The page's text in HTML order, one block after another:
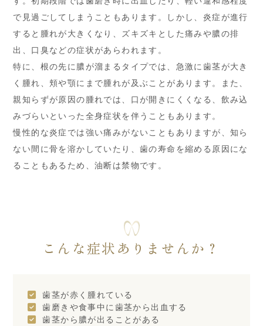
で見過ごしてしまうこともあります。しかし、炎症が進行
すると腫れが大きくなり、ズキズキとした痛みや膿の排
出、口臭などの症状があらわれます。
特に、根の先に膿が溜まるタイプでは、急激に歯茎が大き
く腫れ、頬や顎にまで腫れが及ぶことがあります。また、
親知らずが原因の腫れでは、口が開きにくくなる、飲み込
みづらいといった全身症状を伴うこともあります。
慢性的な炎症では強い痛みがないこともありますが、知ら
ない間に骨を溶かしていたり、歯の寿命を縮める原因にな
ることもあるため、油断は禁物です。
こんな症状ありませんか？
歯茎が赤く腫れている
歯磨きや食事中に歯茎から出血する
歯茎から膿が出ることがある